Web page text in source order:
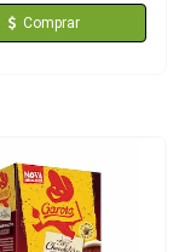
Comprar